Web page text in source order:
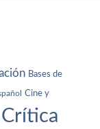
Bases de
Cine y
Crítica